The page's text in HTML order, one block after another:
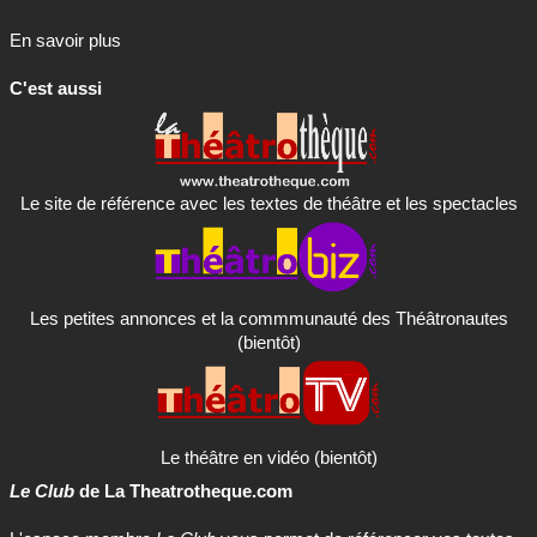
En savoir plus
C'est aussi
Le site de référence avec les textes de théâtre et les spectacles
Les petites annonces et la commmunauté des Théâtronautes
(bientôt)
Le théâtre en vidéo (bientôt)
Le Club de La Theatrotheque.com